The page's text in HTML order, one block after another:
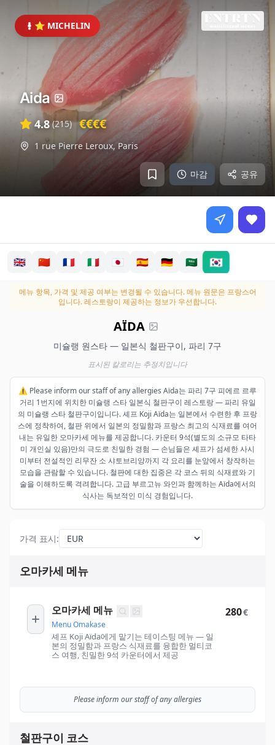
⭐ MICHELIN
마감 공유
Aida
4.8 (215) €€€€
1 rue Pierre Leroux, Paris
🇬🇧 🇨🇳 🇫🇷 🇮🇹 🇯🇵 🇪🇸 🇩🇪 🇸🇦 🇰🇷
메뉴 항목, 가격 및 제공 여부는 변경될 수 있습니다.메뉴 원문은 프랑스어
입니다. 레스토랑이 제공하는 정보가 우선합니다.
AÏDA
미슐랭 원스타 — 일본식 철판구이, 파리 7구
표시된 칼로리는 추정치입니다
⚠️ Please inform our staff of any allergies Aïda는 파리 7구 피에르 르루
거리 1번지에 위치한 미슐랭 스타 일본식 철판구이 레스토랑 — 파리 유일
의 미슐랭 스타 철판구이입니다. 셰프 Koji Aïda는 일본에서 수련한 후 프랑
스에 정착하여, 철판 위에서 일본의 정밀함과 프랑스 최고의 식재료를 여어
내는 유일한 오마카세 메뉴를 제공합니다. 카운터 9석(별도의 소규모 타타
미 개인실 있음)만의 극도로 친밀한 경험 — 손님들은 셰프가 섬세한 사시
미부터 전설적인 리무잔 소 샤토브리앙까지 각 요리를 눈앞에서 창작하는
모습을 관람할 수 있습니다. 철판에 대한 집중은 각 코스 뒤의 식재료와 기
술을 이해하도록 격려합니다. 고급 부르고뉴 와인과 함께하는 Aïda에서의
식사는 독보적인 미식 경험입니다.
가격 표시:
오마카세 메뉴
오마카세 메뉴
Menu Omakase
셰프 Koji Aïda에게 맡기는 테이스팅 메뉴 — 일
본의 정밀함과 프랑스 식재료를 융합한 멀티코
스 여행, 친밀한 9석 카운터에서 제공
280€
Please inform our staff of any allergies
철판구이 코스